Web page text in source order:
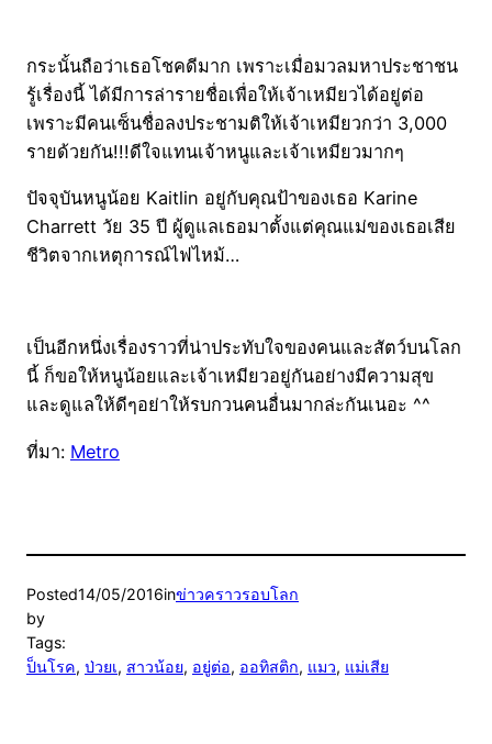
กระนั้นถือว่าเธอโชคดีมาก เพราะเมื่อมวลมหาประชาชน
รู้เรื่องนี้ ได้มีการล่ารายชื่อเพื่อให้เจ้าเหมียวได้อยู่ต่อ
เพราะมีคนเซ็นชื่อลงประชามติให้เจ้าเหมียวกว่า 3,000
รายด้วยกัน!!!ดีใจแทนเจ้าหนูและเจ้าเหมียวมากๆ
ปัจจุบันหนูน้อย Kaitlin อยู่กับคุณป้าของเธอ Karine
Charrett วัย 35 ปี ผู้ดูแลเธอมาตั้งแต่คุณแม่ของเธอเสีย
ชีวิตจากเหตุการณ์ไฟไหม้…
เป็นอีกหนึ่งเรื่องราวที่น่าประทับใจของคนและสัตว์บนโลก
นี้ ก็ขอให้หนูน้อยและเจ้าเหมียวอยู่กันอย่างมีความสุข
และดูแลให้ดีๆอย่าให้รบกวนคนอื่นมากล่ะกันเนอะ ^^
ที่มา: Metro
Posted14/05/2016inข่าวคราวรอบโลก
by
Tags:
ป็นโรค, ป่วยเ, สาวน้อย, อยู่ต่อ, ออทิสติก, แมว, แม่เสีย